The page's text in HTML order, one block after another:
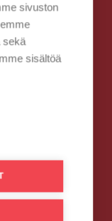
sivuston
sekä
sisältöä